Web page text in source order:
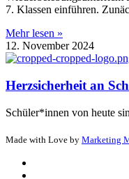
7. Klassen einführen.
Mehr lesen »
12. November 2024
Herzsicherheit an
Schüler*innen von heute
Made with Love by Marketing